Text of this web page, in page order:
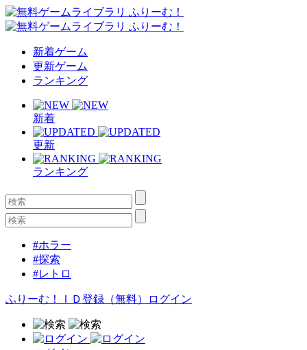
新着ゲーム
更新ゲーム
ランキング
新着
更新
ランキング
#ホラー
#探索
#レトロ
ふりーむ！ＩＤ登録（無料） ログイン